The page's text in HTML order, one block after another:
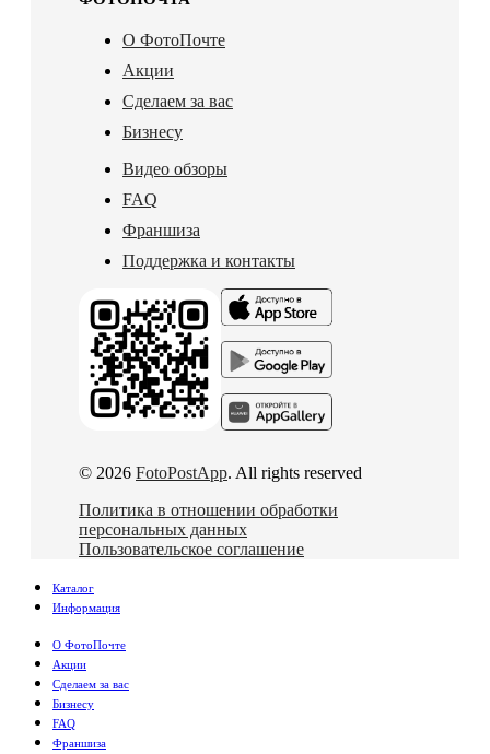
О ФотоПочте
Акции
Сделаем за вас
Бизнесу
Видео обзоры
FAQ
Франшиза
Поддержка и контакты
© 2026 FotoPostApp. All rights reserved
Политика в отношении обработки
персональных данных
Пользовательское соглашение
Каталог
Информация
О ФотоПочте
Акции
Сделаем за вас
Бизнесу
FAQ
Франшиза